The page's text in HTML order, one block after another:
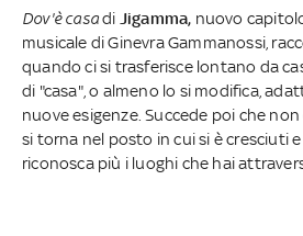
Dov'è casadi Jigamma, nuovo
musicale di Ginevra Gammanossi,
quando ci si trasferisce lontano da
di "casa", o almeno lo si modifica,
nuove esigenze. Succede poi che
si torna nel posto in cui si è cresciuti
riconosca più i luoghi che hai